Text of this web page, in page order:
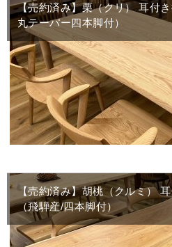
【売約済み】栗（クリ） 耳付
丸テーパー四本脚付）
【売約済み】胡桃（クルミ）
（飛騨産/四本脚付）